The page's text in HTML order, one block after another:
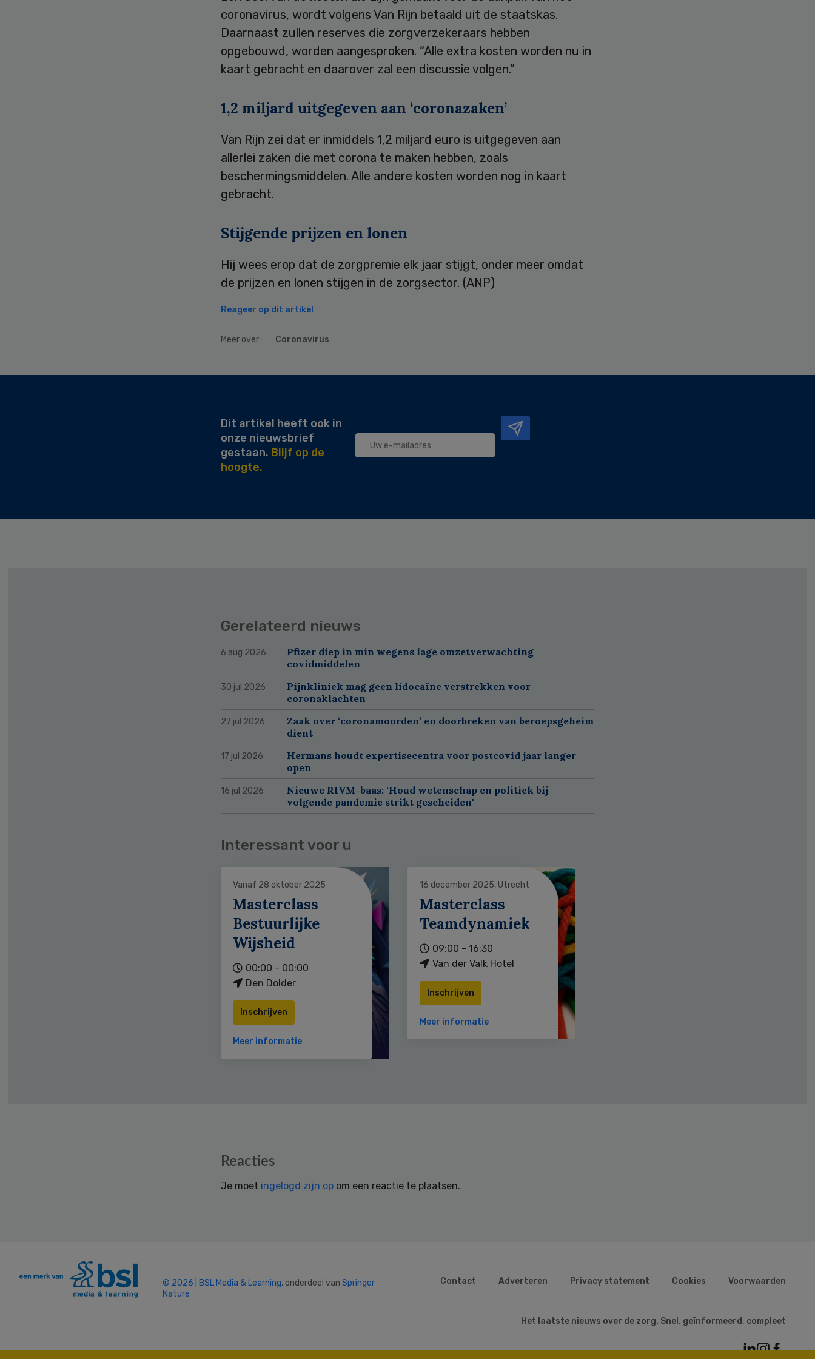
coronavirus, wordt volgens Van Rijn betaald uit de staatskas.
Daarnaast zullen reserves die zorgverzekeraars hebben
opgebouwd, worden aangesproken. “Alle extra kosten worden nu in
kaart gebracht en daarover zal een discussie volgen.”
1,2 miljard uitgegeven aan ‘coronazaken’
Van Rijn zei dat er inmiddels 1,2 miljard euro is uitgegeven aan
allerlei zaken die met corona te maken hebben, zoals
beschermingsmiddelen. Alle andere kosten worden nog in kaart
gebracht.
Stijgende prijzen en lonen
Hij wees erop dat de zorgpremie elk jaar stijgt, onder meer omdat
de prijzen en lonen stijgen in de zorgsector. (ANP)
Reageer op dit artikel
Meer over: Coronavirus
Dit artikel heeft ook in
onze nieuwsbrief
gestaan. Blijf op de
hoogte.
Gerelateerd nieuws
6 aug 2026
Pfizer diep in min wegens lage omzetverwachting
covidmiddelen
30 jul 2026
Pijnkliniek mag geen lidocaïne verstrekken voor
coronaklachten
27 jul 2026
Zaak over ‘coronamoorden’ en doorbreken van beroepsgeheim
dient
17 jul 2026
Hermans houdt expertisecentra voor postcovid jaar langer
open
16 jul 2026
Nieuwe RIVM-baas: 'Houd wetenschap en politiek bij
volgende pandemie strikt gescheiden'
Interessant voor u
Vanaf 28 oktober 2025
Masterclass
Bestuurlijke
Wijsheid
00:00 - 00:00
Den Dolder
Inschrijven
Meer informatie
16 december 2025, Utrecht
Masterclass
Teamdynamiek
09:00 - 16:30
Van der Valk Hotel
Inschrijven
Meer informatie
Reacties
Je moet ingelogd zijn op om een reactie te plaatsen.
© 2026 | BSL Media & Learning, onderdeel van Springer
Nature
Contact Adverteren Privacy statement Cookies Voorwaarden
Het laatste nieuws over de zorg. Snel, geïnformeerd, compleet